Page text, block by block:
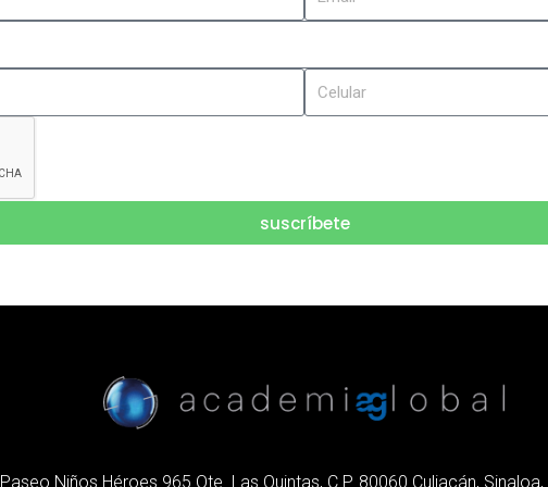
suscríbete
Paseo Niños Héroes 965 Ote. Las Quintas, C.P. 80060 Culiacán, Sinaloa,